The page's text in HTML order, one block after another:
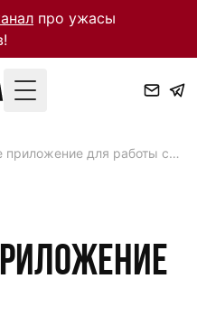
про ужасы
Toggle Menu
Мобильное приложение для работы с предписаниями